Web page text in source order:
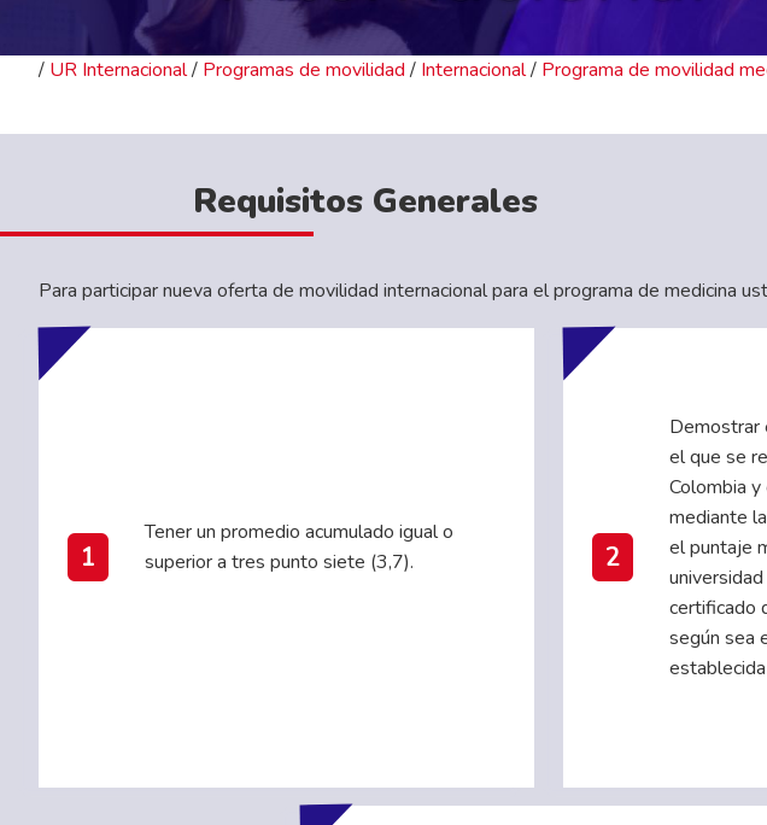
Módulos Selectivos de
Profundización
Acércate / conoce todos los convenios
/ UR Internacional/ Programas de movilidad / Internacional/ Programa de movilidad
Requisitos Generales
Para participar nueva oferta de movilidad internacional para el programa de medicina
1
Tener un promedio acumulado igual o
superior a tres punto siete (3,7).
2
Demostrar
el que se
Colombia
mediante
el puntaje
certificado
según sea